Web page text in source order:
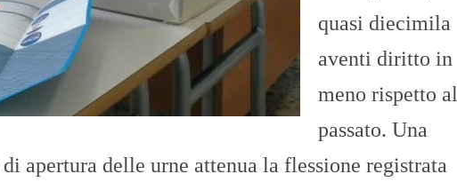
t
R
E
quasi diecimila
aventi diritto in
meno rispetto al
passato. Una
apertura delle urne attenua la flessione registrata